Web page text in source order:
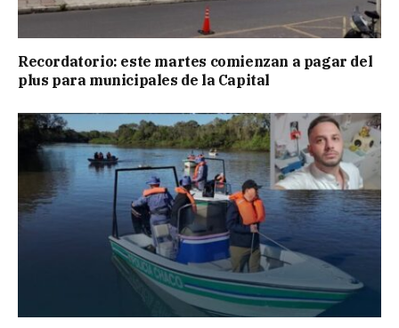
Recordatorio: este martes comienzan a pagar del
plus para municipales de la Capital